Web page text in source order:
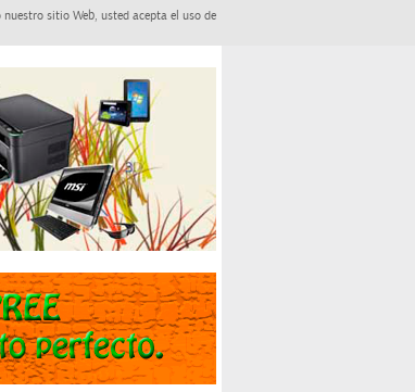
sitio Web, usted acepta el uso de